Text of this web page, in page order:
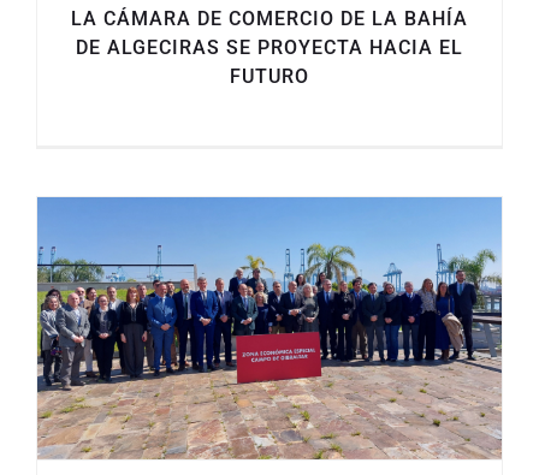
LA CÁMARA DE COMERCIO DE LA BAHÍA
DE ALGECIRAS SE PROYECTA HACIA EL
FUTURO